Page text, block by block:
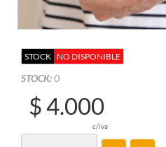
STOCK NO DISPONIBLE
STOCK:0
$ 4.000
c/iva